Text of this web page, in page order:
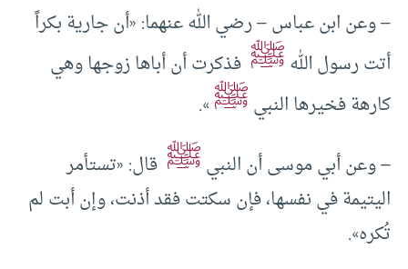
– وعن ابن عباس – رضي الله عنهما: «أن جارية بكراً
أتت رسول اللهﷺ فذكرت أن أباها زوجها وهي
كارهة فخيرها النبيﷺ».
– وعن أبي موسى أن النبيﷺ قال: «تستأمر
اليتيمة في نفسها، فإن سكتت فقد أذنت، وإن أبت لم
تُكره».